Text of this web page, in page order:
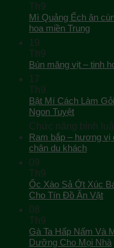
Th9
Mì Quảng Ếch ăn
hoa miền Trung
19
Th9
Bún măng vịt – tinh
17
Th9
Bật Mí Cách Làm
Ngon Tuyệt
Chức năng bình
Ram bắp – hương vị
chân du khách
09
Th9
Ốc Xào Sả Ớt Xúc
Cho Tín Đồ Ăn Vặt
08
Th9
Gà Ta Hấp Nấm Và
Dưỡng Cho Mọi Nhà